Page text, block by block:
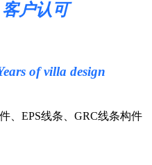
户认可
of villa design
、EPS线条、GRC线条构件